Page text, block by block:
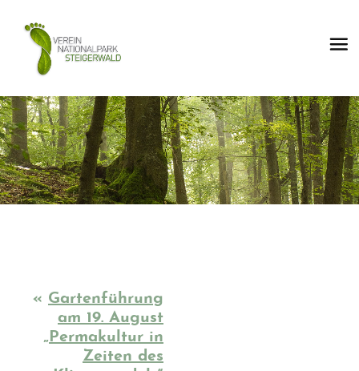
« Gartenführung
am 19. August
„Permakultur in
Zeiten des